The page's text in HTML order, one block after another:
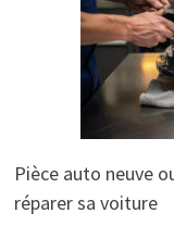
Pièce auto neuve
réparer sa voiture